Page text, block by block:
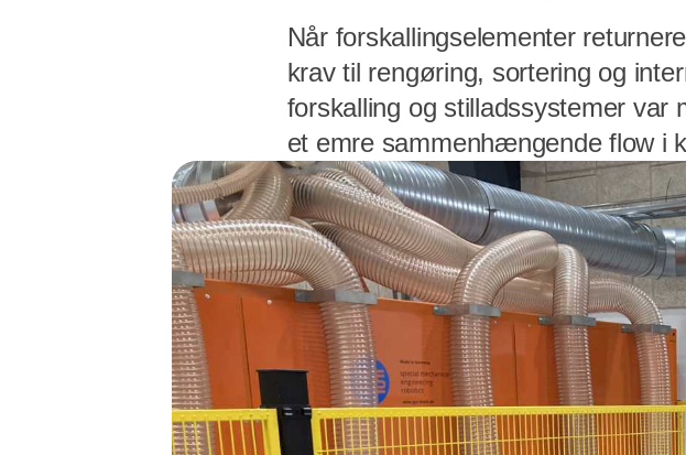
Når forskallingselementer
krav til rengøring, sortering og
forskalling og stilladssystemer var
et emre sammenhængende flow i